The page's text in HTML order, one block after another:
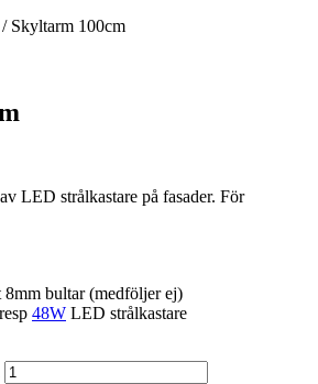
/ Skyltarm 100cm
LED strålkastare på fasader. För
8mm bultar (medföljer ej)
resp 48W LED strålkastare